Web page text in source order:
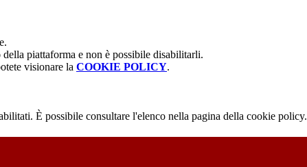
piattaforma e non è possibile disabilitarli.
visionare la COOKIE POLICY.
È possibile consultare l'elenco nella pagina della cookie policy.